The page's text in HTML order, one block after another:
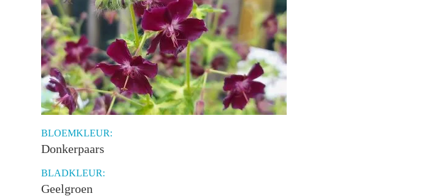
BLOEMKLEUR:
Donkerpaars
BLADKLEUR:
Geelgroen